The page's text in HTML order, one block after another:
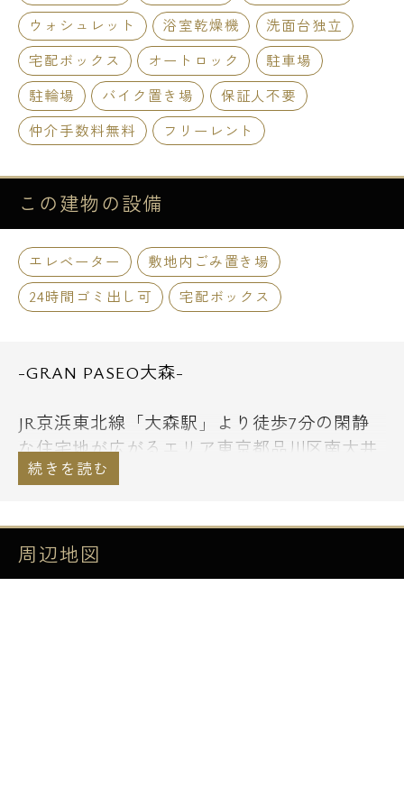
ウォシュレット 浴室乾燥機
洗面台独立
宅配ボックス
オートロック
駐車場
駐輪場
バイク置き場
保証人不要
仲介手数料無料
フリーレント
この建物の設備
エレベーター
敷地内ごみ置き場
24時間ゴミ出し可
宅配ボックス
-GRAN PASEO大森-
JR京浜東北線「大森駅」より徒歩7分の閑静
な住宅地が広がるエリア東京都品川区南大井
3丁目31-17に鉄筋コンクリート造地上11階建
人気シリーズハイグレードレジデンス「グラ
ンパセオ大森」のご紹介です！
周辺地図